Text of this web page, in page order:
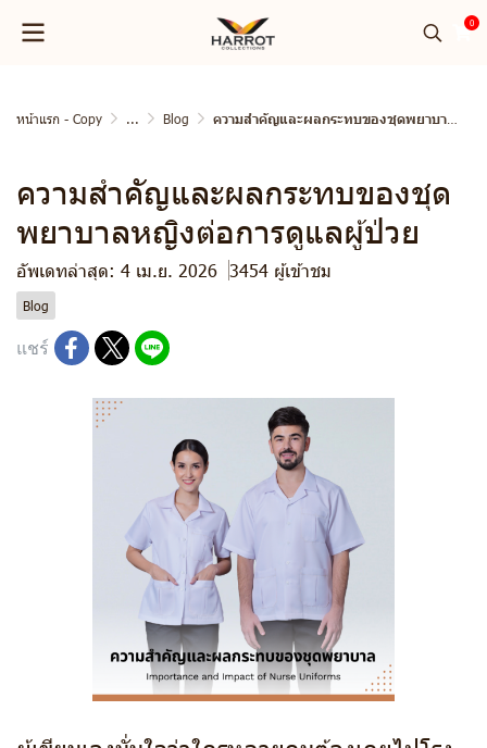
0
หน้าแรก - Copy ... Blog ความสำคัญและผลกระทบของชุดพยาบาลหญิงต่อการดูแลผู้ป่วย
ความสำคัญและผลกระทบของชุด
พยาบาลหญิงต่อการดูแลผู้ป่วย
อัพเดทล่าสุด: 4 เม.ย. 2026 3454 ผู้เข้าชม
Blog
แชร์